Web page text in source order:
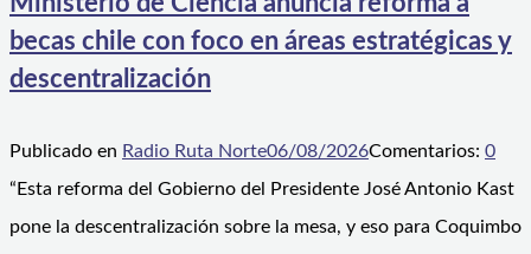
becas chile con foco en áreas estratégicas y
descentralización
Publicado en Radio Ruta Norte06/08/2026Comentarios: 0
“Esta reforma del Gobierno del Presidente José Antonio Kast
pone la descentralización sobre la mesa, y eso para Coquimbo